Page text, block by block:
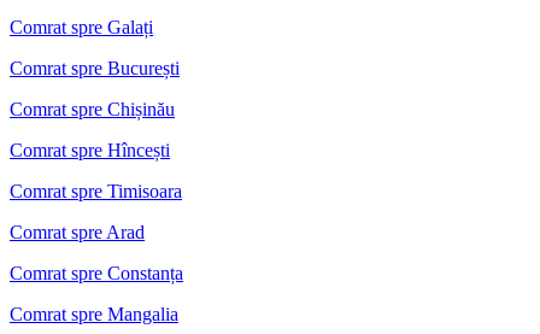
Comrat spre Galați
Comrat spre București
Comrat spre Chișinău
Comrat spre Hîncești
Comrat spre Timisoara
Comrat spre Arad
Comrat spre Constanța
Comrat spre Mangalia